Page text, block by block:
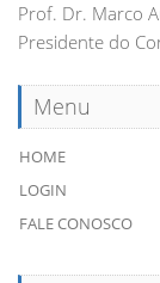
Prof. Dr. Marco
Presidente do
Menu
HOME
LOGIN
FALE CONOSCO